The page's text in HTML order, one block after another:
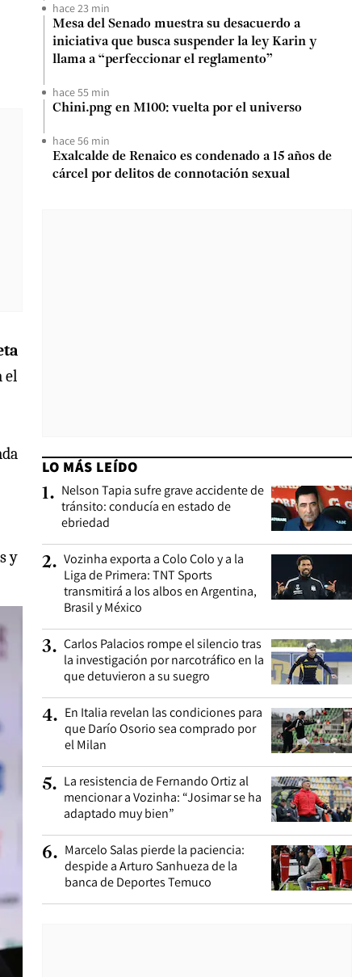
el
y
hace 23 min
Mesa del Senado muestra su desacuerdo a
iniciativa que busca suspender la ley Karin y
llama a “perfeccionar el reglamento”
hace 55 min
Chini.png en M100: vuelta por el universo
hace 56 min
Exalcalde de Renaico es condenado a 15 años de
cárcel por delitos de connotación sexual
LO MÁS LEÍDO
1. Nelson Tapia sufre grave accidente de
tránsito: conducía en estado de
ebriedad
2. Vozinha exporta a Colo Colo y a la
Liga de Primera: TNT Sports
transmitirá a los albos en Argentina,
Brasil y México
3. Carlos Palacios rompe el silencio tras
la investigación por narcotráfico en la
que detuvieron a su suegro
4. En Italia revelan las condiciones para
que Darío Osorio sea comprado por
el Milan
5. La resistencia de Fernando Ortiz al
mencionar a Vozinha: “Josimar se ha
adaptado muy bien”
6. Marcelo Salas pierde la paciencia:
despide a Arturo Sanhueza de la
banca de Deportes Temuco